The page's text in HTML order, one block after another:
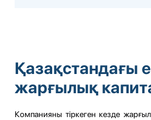
Қазақстандағы
жарғылық
Компанияны тіркеген кезде